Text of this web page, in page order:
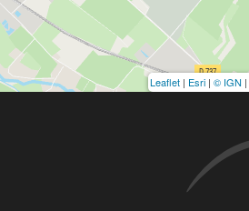
Leaflet | Esri | © IGN |